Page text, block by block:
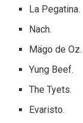
La Pegatina.
Nach.
Mägo de Oz.
Yung Beef.
The Tyets.
Evaristo.